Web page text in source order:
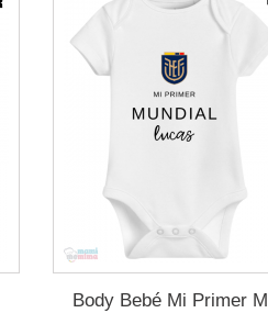
Body Bebé Mi Primer